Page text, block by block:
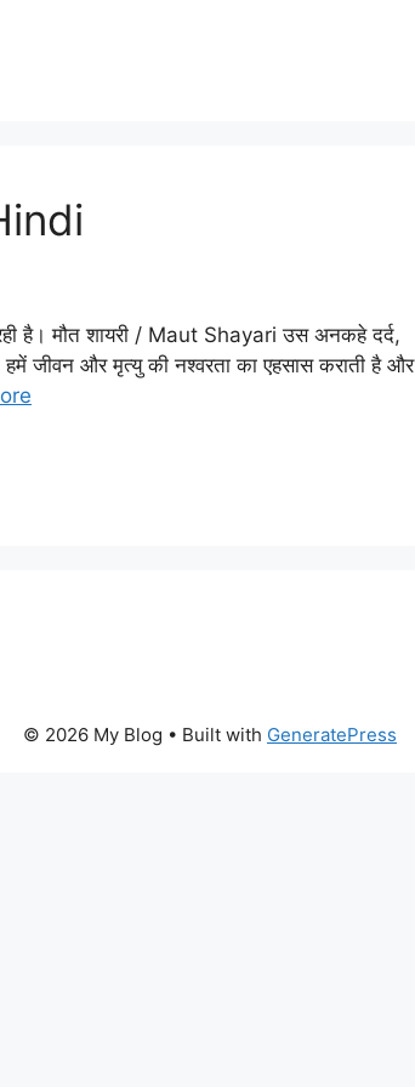
है। मौत शायरी / Maut Shayari उस अनकहे दर्द,
हमें जीवन और मृत्यु की नश्वरता का एहसास कराती है और
© 2026 My Blog • Built with GeneratePress